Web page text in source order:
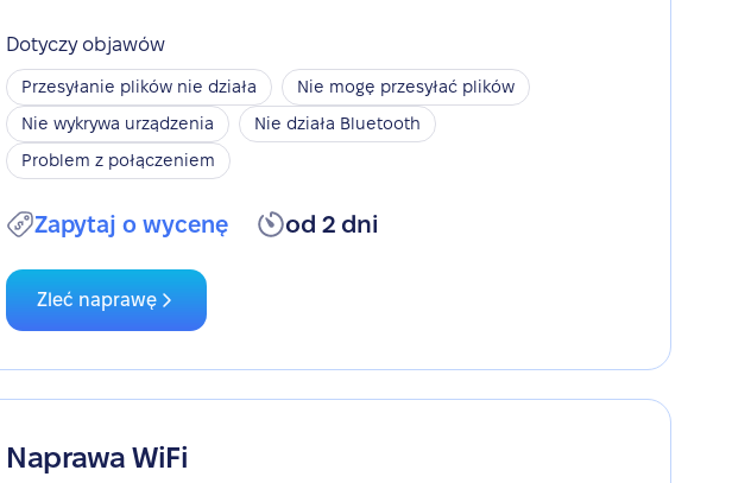
Dotyczy objawów
Przesyłanie plików nie działa
Nie mogę przesyłać plików
Nie wykrywa urządzenia
Nie działa Bluetooth
Problem z połączeniem
Zapytaj o wycenę od 2 dni
Zleć naprawę
Naprawa WiFi